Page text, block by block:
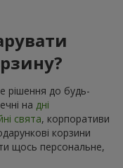
рішення до будь-
на дні
свята, корпоративи
корзини
щось персональне,